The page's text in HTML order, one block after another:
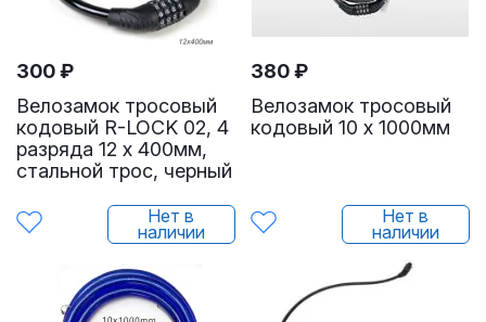
Велозамок тросовый
кодовый R-LOCK 02, 4
разряда 12 х 400мм,
стальной трос, черный
300₽
Нет в
наличии
Велозамок тросовый
кодовый 10 х 1000мм
380₽
Нет в
наличии